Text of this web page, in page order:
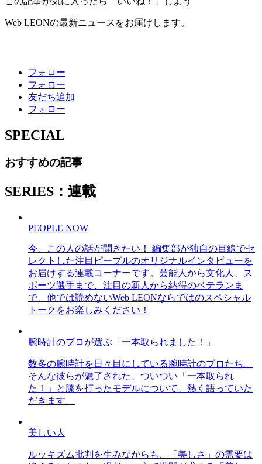
Web LEONの最新ニュースをお届けします。
フォロー
フォロー
友だち追加
フォロー
SPECIAL
おすすめの記事
SERIES：連載
PEOPLE NOW
今、この人の話が聞きたい！ 編集部が独自の目線でセ
レクトした注目ピープルのオリジナルインタビューを
お届けする連載コーナーです。芸能人から文化人、ス
ポーツ選手まで、注目の新人から納得のベテランま
で、他では読めないWeb LEONならではのスペシャル
トークをお楽しみください！
腕時計のプロが選ぶ「一本取られました！」
数多の腕時計を日々目にしている腕時計のプロたち。
そんな彼らが魅了された、ついつい「一本取られ
た！」と膝を打ったモデルについて、熱く語っていた
だきます。
美しい人
ルッキズム批判を生みながらも、「美しさ」の需要は